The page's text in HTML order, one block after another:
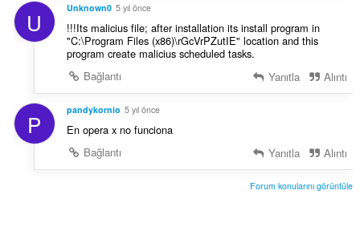
U Unknown0 5 yıl önce
!!!Its malicius file; after installation its install program in
"C:\Program Files (x86)\rGcVrPZutIE" location and this
program create malicius scheduled tasks.
Bağlantı
Yanıtla Alıntı
P pandykornio 5 yıl önce
En opera x no funciona
Bağlantı
Yanıtla Alıntı
Forum konularını görüntüle